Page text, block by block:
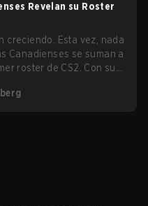
Revelan su Roster
creciendo. Esta vez, nada
Canadienses se suman a
roster de CS2. Con su
CS para personal
de los esports.